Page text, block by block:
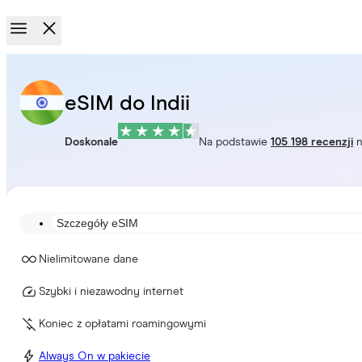
eSIM do Indii
Doskonale Na podstawie 105 198 recenzji
Szczegóły eSIM
Nielimitowane dane
Szybki i niezawodny internet
Koniec z opłatami roamingowymi
Always On w pakiecie